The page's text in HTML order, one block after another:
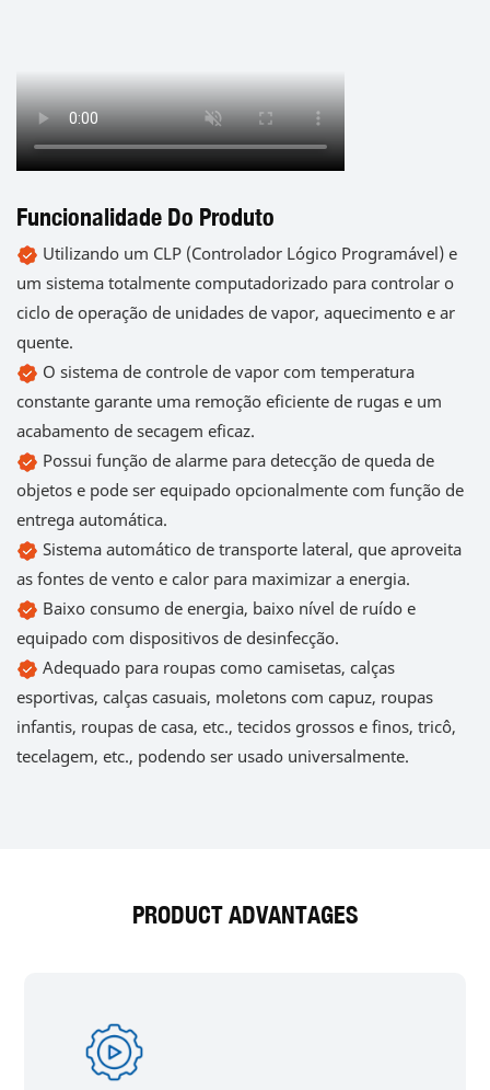
Funcionalidade Do Produto
Utilizando um CLP (Controlador Lógico Programável) e
um sistema totalmente computadorizado para controlar o
ciclo de operação de unidades de vapor, aquecimento e ar
quente.
O sistema de controle de vapor com temperatura
constante garante uma remoção eficiente de rugas e um
acabamento de secagem eficaz.
Possui função de alarme para detecção de queda de
objetos e pode ser equipado opcionalmente com função de
entrega automática.
Sistema automático de transporte lateral, que aproveita
as fontes de vento e calor para maximizar a energia.
Baixo consumo de energia, baixo nível de ruído e
equipado com dispositivos de desinfecção.
Adequado para roupas como camisetas, calças
esportivas, calças casuais, moletons com capuz, roupas
infantis, roupas de casa, etc., tecidos grossos e finos, tricô,
tecelagem, etc., podendo ser usado universalmente.
PRODUCT ADVANTAGES